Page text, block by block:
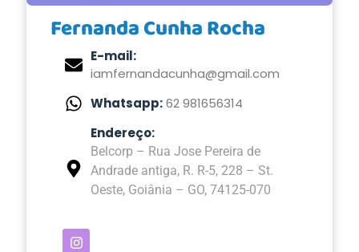
Fernanda Cunha Rocha
E-mail:
iamfernandacunha@gmail.com
Whatsapp:62 981656314
Endereço:
Belcorp – Rua Jose Pereira de
Andrade antiga, R. R-5, 228 – St.
Oeste, Goiânia – GO, 74125-070